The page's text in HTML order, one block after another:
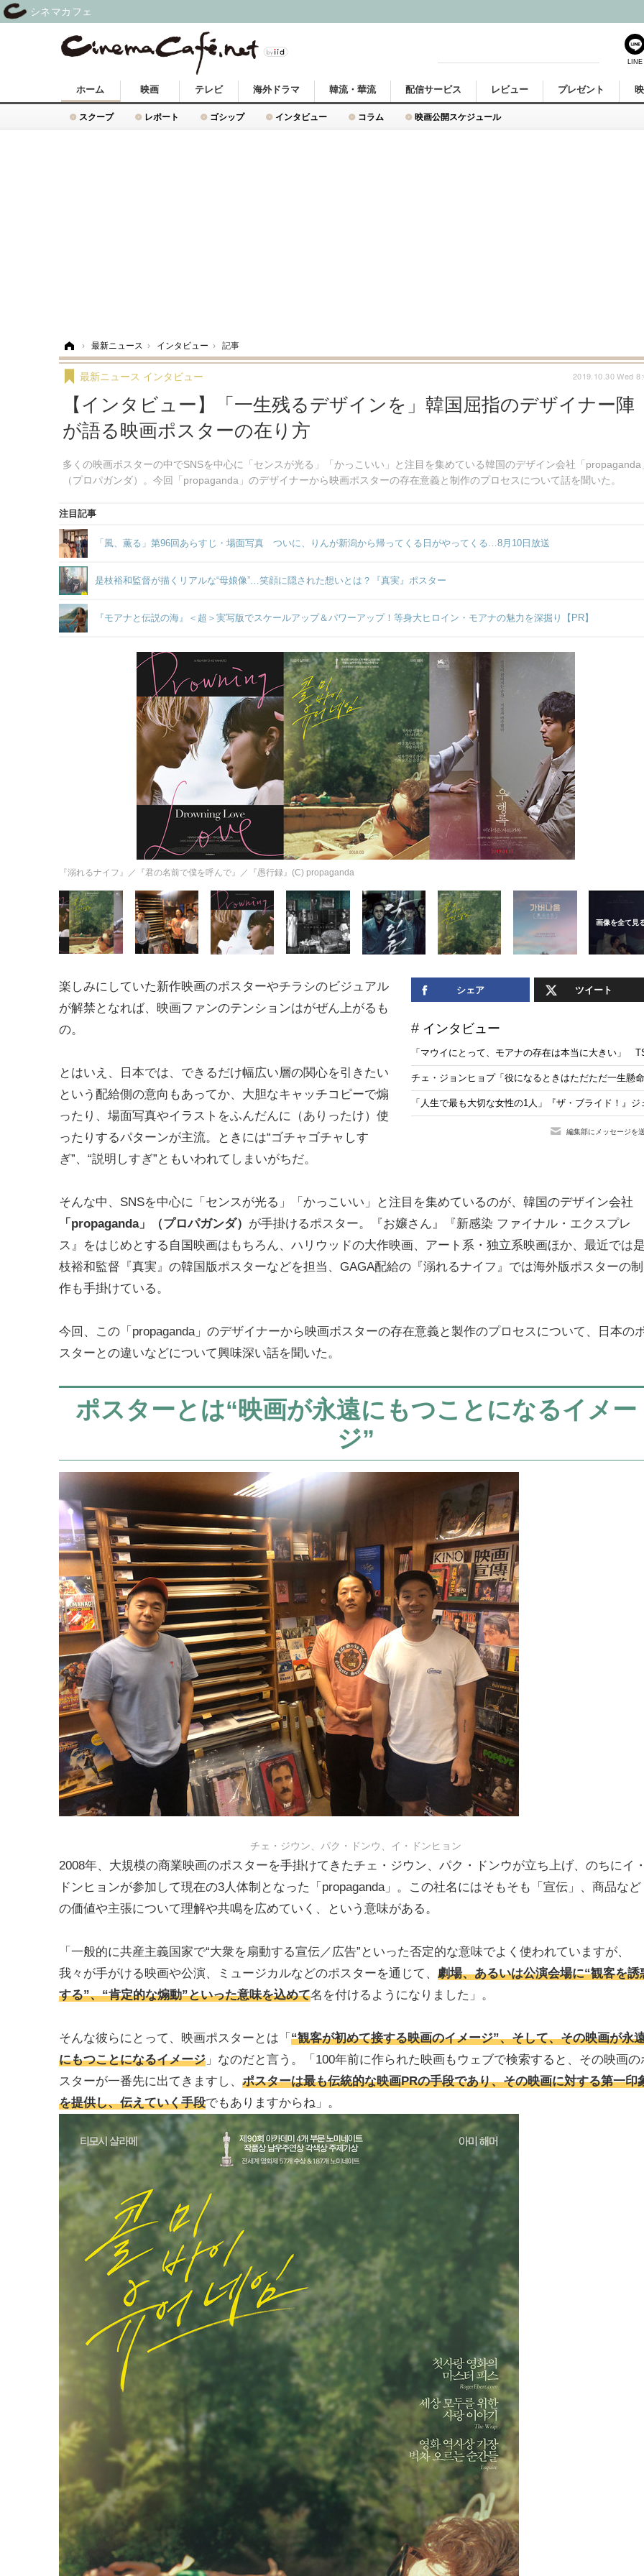
ホーム
スクープ レポート ゴシップ インタビュー コラム 映画公開スケジュール
映画 テレビ 海外ドラマ 韓流・華流 配信サービス レビュー プレゼント
› 最新ニュース › インタビュー › 記事
【インタビュー】「一生残るデザインを」韓国屈指のデザイナー陣
が語る映画ポスターの在り方
多くの映画ポスターの中でSNSを中心に「センスが光る」「かっこいい」と注目を集めている韓国のデザイン会社「propaganda
（プロパガンダ）。今回「propaganda」のデザイナーから映画ポスターの存在意義と制作のプロセスについて話を聞いた。
最新ニュース インタビュー 2019.10.30 Wed
注目記事
「風、薫る」第96回あらすじ・場面写真 ついに、りんが新潟から帰ってくる日がやってくる…8月10日放送
是枝裕和監督が描くリアルな“母娘像”…笑顔に隠された想いとは？『真実』ポスター
『モアナと伝説の海』＜超＞実写版でスケールアップ＆パワーアップ！等身大ヒロイン・モアナの魅力を深掘り【PR】
『溺れるナイフ』／『君の名前で僕を呼んで』／『愚行録』(C) propaganda
シェア ツイート
インタビュー
「マウイにとって、モアナの存在は本当に大きい」
チェ・ジョンヒョプ「役になるときはただただ一生懸
「人生で最も大切な女性の1人」『ザ・ブライド！』
編集部にメッセージを
楽しみにしていた新作映画のポスターやチラシのビジュアル
が解禁となれば、映画ファンのテンションはがぜん上がるも
の。
とはいえ、日本では、できるだけ幅広い層の関心を引きたい
という配給側の意向もあってか、大胆なキャッチコピーで煽
ったり、場面写真やイラストをふんだんに（ありったけ）使
ったりするパターンが主流。ときには“ゴチャゴチャしす
ぎ”、“説明しすぎ”ともいわれてしまいがちだ。
そんな中、SNSを中心に「センスが光る」「かっこいい」と注目を集めているのが、韓国のデザイン会社
「propaganda」（プロパガンダ） が手掛けるポスター。『お嬢さん』『新感染 ファイナル・エクスプレ
ス』をはじめとする自国映画はもちろん、ハリウッドの大作映画、アート系・独立系映画ほか、最近では
枝裕和監督『真実』の韓国版ポスターなどを担当、GAGA配給の『溺れるナイフ』では海外版ポスターの制
作も手掛けている。
今回、この「propaganda」のデザイナーから映画ポスターの存在意義と製作のプロセスについて、日本の
スターとの違いなどについて興味深い話を聞いた。
ポスターとは“映画が永遠にもつことになるイメー
ジ”
チェ・ジウン、パク・ドンウ、イ・ドンヒョン
2008年、大規模の商業映画のポスターを手掛けてきたチェ・ジウン、パク・ドンウが立ち上げ、のちにイ
ドンヒョンが参加して現在の3人体制となった「propaganda」。この社名にはそもそも「宣伝」、商品など
の価値や主張について理解や共鳴を広めていく、という意味がある。
「一般的に共産主義国家で“大衆を扇動する宣伝／広告”といった否定的な意味でよく使われていますが、
我々が手がける映画や公演、ミュージカルなどのポスターを通じて、 劇場、あるいは公演会場に“観客を誘
する”、“肯定的な煽動”といった意味を込めて名を付けるようになりました」。
そんな彼らにとって、映画ポスターとは「 “観客が初めて接する映画のイメージ”、そして、その映画が永
にもつことになるイメージ 」なのだと言う。「100年前に作られた映画もウェブで検索すると、その映画の
スターが一番先に出てきますし、 ポスターは最も伝統的な映画PRの手段であり、その映画に対する第一印
を提供し、伝えていく手段でもありますからね」。
LINE
シネマカフェ